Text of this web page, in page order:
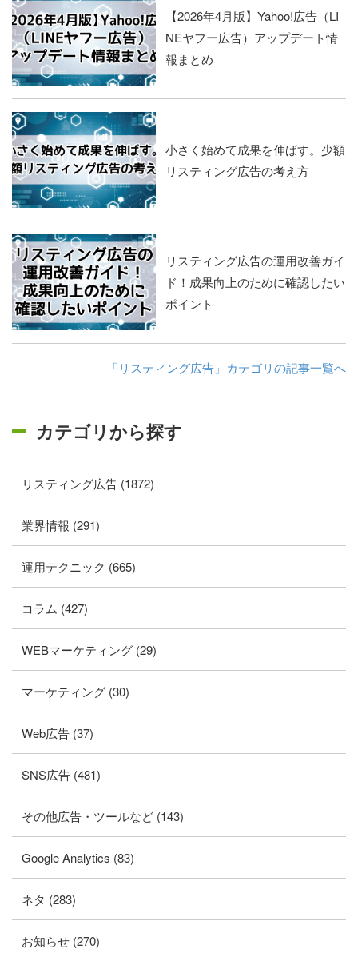
【2026年4月版】Yahoo!広告（LI
NEヤフー広告）アップデート情
報まとめ
小さく始めて成果を伸ばす。少額
リスティング広告の考え方
リスティング広告の運用改善ガイ
ド！成果向上のために確認したい
ポイント
「リスティング広告」カテゴリの記事一覧へ
カテゴリから探す
リスティング広告 (1872)
業界情報 (291)
運用テクニック (665)
コラム (427)
WEBマーケティング (29)
マーケティング (30)
Web広告 (37)
SNS広告 (481)
その他広告・ツールなど (143)
Google Analytics (83)
ネタ (283)
お知らせ (270)